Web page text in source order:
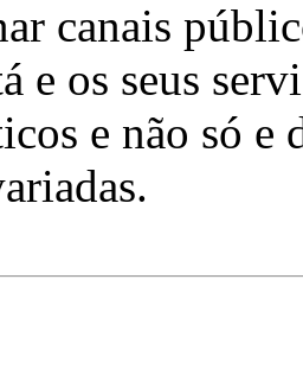
canais
e os seus
e não só e